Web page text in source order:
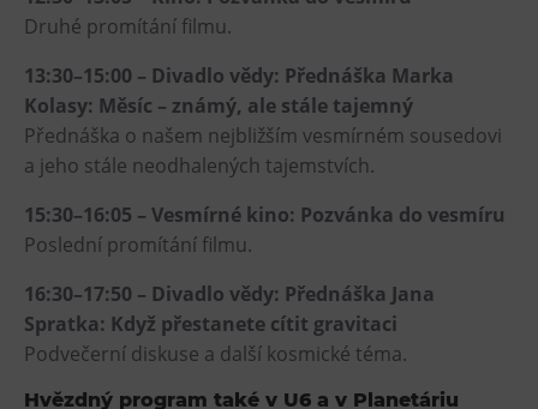
Druhé promítání filmu.
13:30–15:00 – Divadlo vědy: Přednáška Marka
Kolasy: Měsíc – známý, ale stále tajemný
Přednáška o našem nejbližším vesmírném sousedovi
a jeho stále neodhalených tajemstvích.
15:30–16:05 – Vesmírné kino: Pozvánka do vesmíru
Poslední promítání filmu.
16:30–17:50 – Divadlo vědy: Přednáška Jana
Spratka: Když přestanete cítit gravitaci
Podvečerní diskuse a další kosmické téma.
Hvězdný program také v U6 a v Planetáriu